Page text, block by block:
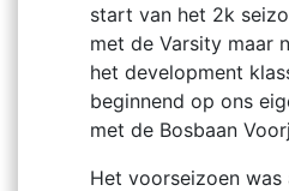
start van het 2k
met de Varsity maar
het development
beginnend op ons
met de Bosbaan
Het voorseizoen was